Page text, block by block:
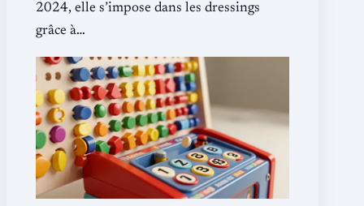
2024, elle s’impose dans les dressings
grâce à…